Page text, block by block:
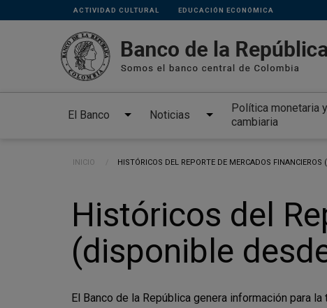
Pasar al contenido principal
Links
secundarios
ACTIVIDAD CULTURAL EDUCACIÓN ECONÓMICA
El Banco Noticias
Política monetaria y
cambiaria
Ruta de navegación
INICIO CURRENT:
HISTÓRICOS DEL REPORTE DE MERCADOS
Históricos del
(disponible
El Banco de la República genera información para